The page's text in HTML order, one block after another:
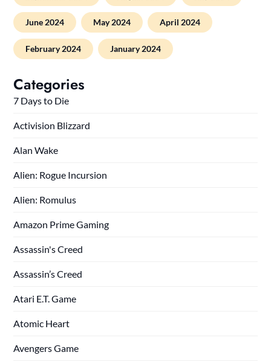
June 2024 May 2024 April 2024
February 2024 January 2024
Categories
7 Days to Die
Activision Blizzard
Alan Wake
Alien: Rogue Incursion
Alien: Romulus
Amazon Prime Gaming
Assassin's Creed
Assassin’s Creed
Atari E.T. Game
Atomic Heart
Avengers Game